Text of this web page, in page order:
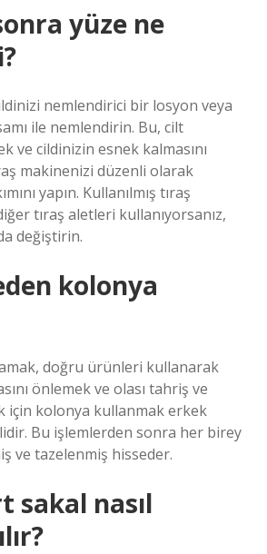
yüze ne
nemlendirici bir losyon veya
ile nemlendirin. Bu, cilt
ve cildinizin esnek kalmasını
makinenizi düzenli olarak
yapın. Kullanılmış tıraş
tıraş aletleri kullanıyorsanız,
değiştirin.
kolonya
doğru ürünleri kullanarak
önlemek ve olası tahriş ve
için kolonya kullanmak erkek
Bu işlemlerden sonra her birey
ve tazelenmiş hisseder.
sakal nasıl